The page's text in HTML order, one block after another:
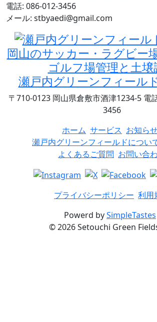
電話: 086-012-3456
メール: stbyaedi@gmail.com
岡山のサッカー・ラグビー
ゴルフ場管理と土壌
瀬戸内グリーンフィール
〒710-0123 岡山県倉敷市酒津1234-5 電
3456
ホーム サービス お知ら
瀬戸内グリーンフィールドについ
よくあるご質問 お問い合
プライバシーポリシー 利用
Powerd bySimpleTastes
©2026Setouchi Green